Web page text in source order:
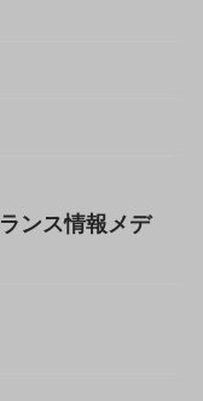
ンス情報メデ